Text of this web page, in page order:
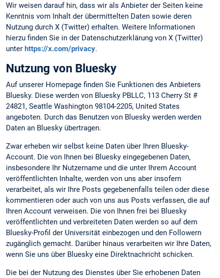
Wir weisen darauf hin, dass wir als Anbieter der Seiten keine
Kenntnis vom Inhalt der übermittelten Daten sowie deren
Nutzung durch X (Twitter) erhalten. Weitere Informationen
hierzu finden Sie in der Datenschutzerklärung von X (Twitter)
unter https://x.com/privacy.
Nutzung von Bluesky
Auf unserer Homepage finden Sie Funktionen des Anbieters
Bluesky. Diese werden von Bluesky PBLLC, 113 Cherry St #
24821, Seattle Washington 98104-2205, United States
angeboten. Durch das Benutzen von Bluesky werden werden
Daten an Bluesky übertragen.
Zwar erheben wir selbst keine Daten über Ihren Bluesky-
Account. Die von Ihnen bei Bluesky eingegebenen Daten,
insbesondere Ihr Nutzername und die unter Ihrem Account
veröffentlichten Inhalte, werden von uns aber insofern
verarbeitet, als wir Ihre Posts gegebenenfalls teilen oder diese
kommentieren oder auch von uns aus Posts verfassen, die auf
Ihren Account verweisen. Die von Ihnen frei bei Bluesky
veröffentlichten und verbreiteten Daten werden so auf dem
Bluesky-Profil der Universität einbezogen und den Followern
zugänglich gemacht. Darüber hinaus verarbeiten wir Ihre Daten,
wenn Sie uns über Bluesky eine Direktnachricht schicken.
Die bei der Nutzung des Dienstes über Sie erhobenen Daten